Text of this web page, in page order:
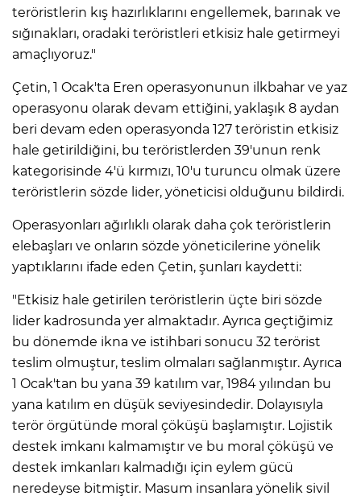
teröristlerin kış hazırlıklarını engellemek, barınak ve
sığınakları, oradaki teröristleri etkisiz hale getirmeyi
amaçlıyoruz."
Çetin, 1 Ocak'ta Eren operasyonunun ilkbahar ve yaz
operasyonu olarak devam ettiğini, yaklaşık 8 aydan
beri devam eden operasyonda 127 teröristin etkisiz
hale getirildiğini, bu teröristlerden 39'unun renk
kategorisinde 4'ü kırmızı, 10'u turuncu olmak üzere
teröristlerin sözde lider, yöneticisi olduğunu bildirdi.
Operasyonları ağırlıklı olarak daha çok teröristlerin
elebaşları ve onların sözde yöneticilerine yönelik
yaptıklarını ifade eden Çetin, şunları kaydetti:
"Etkisiz hale getirilen teröristlerin üçte biri sözde
lider kadrosunda yer almaktadır. Ayrıca geçtiğimiz
bu dönemde ikna ve istihbari sonucu 32 terörist
teslim olmuştur, teslim olmaları sağlanmıştır. Ayrıca
1 Ocak'tan bu yana 39 katılım var, 1984 yılından bu
yana katılım en düşük seviyesindedir. Dolayısıyla
terör örgütünde moral çöküşü başlamıştır. Lojistik
destek imkanı kalmamıştır ve bu moral çöküşü ve
destek imkanları kalmadığı için eylem gücü
neredeyse bitmiştir. Masum insanlara yönelik sivil